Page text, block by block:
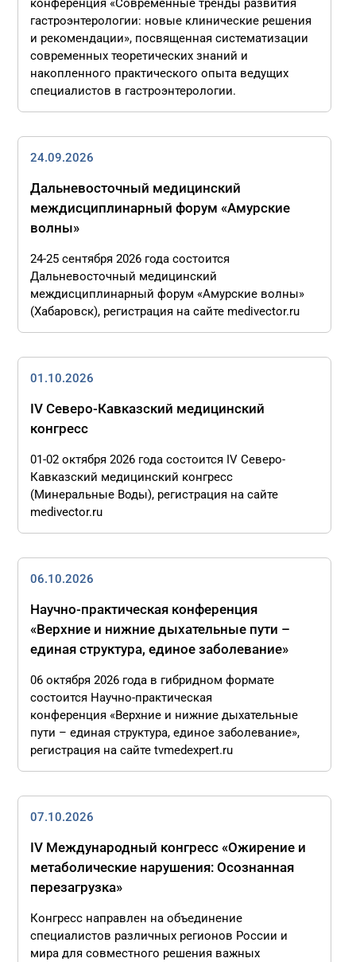
конференция «Современные тренды развития
гастроэнтерологии: новые клинические решения
и рекомендации», посвященная систематизации
современных теоретических знаний и
накопленного практического опыта ведущих
специалистов в гастроэнтерологии.
24.09.2026
Дальневосточный медицинский
междисциплинарный форум «Амурские
волны»
24-25 сентября 2026 года состоится
Дальневосточный медицинский
междисциплинарный форум «Амурские волны»
(Хабаровск), регистрация на сайте medivector.ru
01.10.2026
IV Северо-Кавказский медицинский
конгресс
01-02 октября 2026 года состоится IV Северо-
Кавказский медицинский конгресс
(Минеральные Воды), регистрация на сайте
medivector.ru
06.10.2026
Научно-практическая конференция
«Верхние и нижние дыхательные пути –
единая структура, единое заболевание»
06 октября 2026 года в гибридном формате
состоится Научно-практическая
конференция «Верхние и нижние дыхательные
пути – единая структура, единое заболевание»,
регистрация на сайте tvmedexpert.ru
07.10.2026
IV Международный конгресс «Ожирение и
метаболические нарушения: Осознанная
перезагрузка»
Конгресс направлен на объединение
специалистов различных регионов России и
мира для совместного решения важных